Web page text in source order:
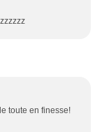
toute en finesse!